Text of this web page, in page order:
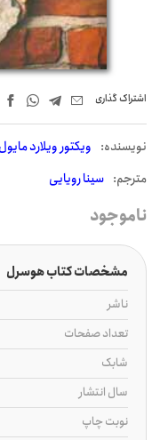
اشتراک‌ گذاری
نويسنده: ویکتور ویلارد مایول
مترجم: سینا رویایی
ناموجود
مشخصات کتاب هوسرل
ناشر
تعداد صفحات
شابک
سال انتشار
نوبت چاپ